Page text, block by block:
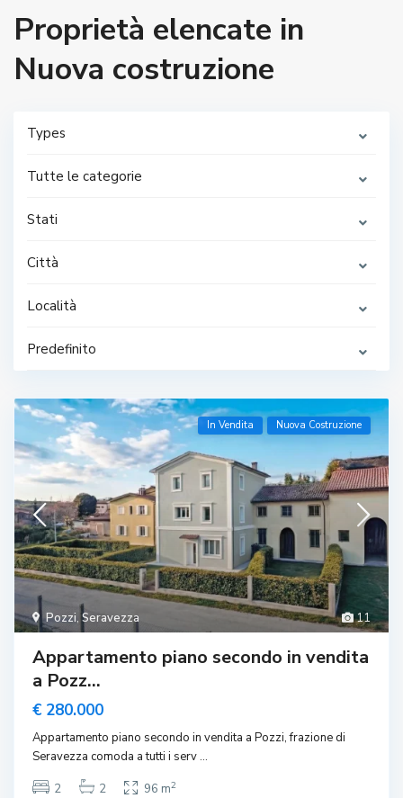
Proprietà elencate in
Nuova costruzione
Types
Tutte le categorie
Stati
Città
Località
Predefinito
11
Pozzi,Seravezza
In Vendita Nuova Costruzione
Appartamento piano secondo in vendita
a Pozz...
€ 280.000
Appartamento piano secondo in vendita a Pozzi, frazione di
Seravezza comoda a tutti i serv...
2
2 96 m2